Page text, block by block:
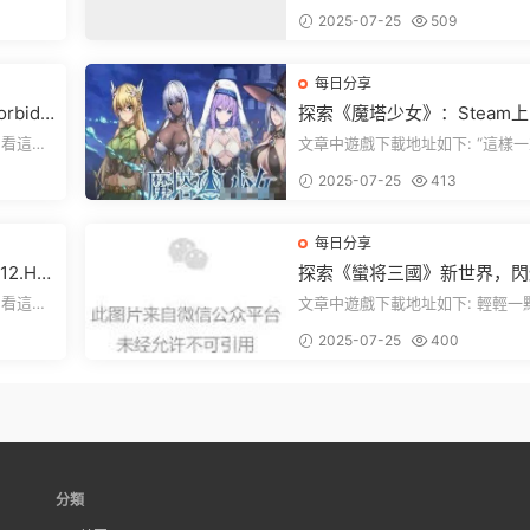
遊戲超火...
2025-07-25 509
式
每日分享
探索《魔塔少女》：Steam
美少女自走棋，戰鬥與策略的
文章中遊戲下載地址如下: “這樣一來，
說，...
2025-07-25 413
界
每日分享
探索《蠻将三國》新世界，
之光換皮，共赴手遊盛宴！
文章中遊戲下載地址如下: 輕輕一點，
看到...
2025-07-25 400
分類